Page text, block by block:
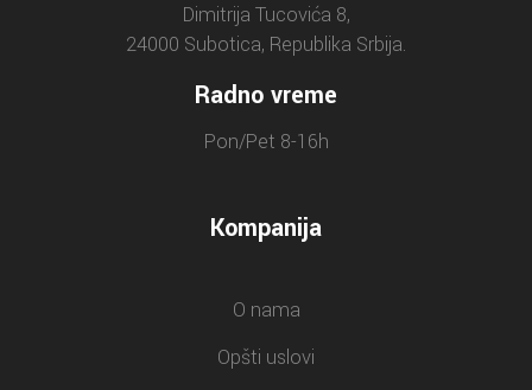
Dimitrija Tucovića 8,
24000 Subotica, Republika Srbija.
Radno vreme
Pon/Pet 8-16h
Kompanija
O nama
Opšti uslovi